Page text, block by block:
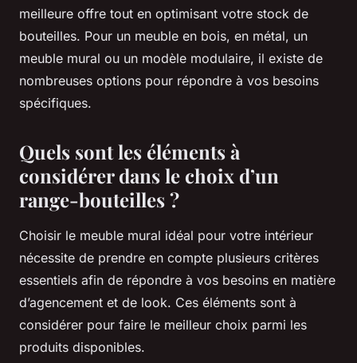
meilleure offre tout en optimisant votre stock de
bouteilles. Pour un meuble en bois, en métal, un
meuble mural ou un modèle modulaire, il existe de
nombreuses options pour répondre à vos besoins
spécifiques.
Quels sont les éléments à
considérer dans le choix d’un
range-bouteilles ?
Choisir le meuble mural idéal pour votre intérieur
nécessite de prendre en compte plusieurs critères
essentiels afin de répondre à vos besoins en matière
d’agencement et de look. Ces éléments sont à
considérer pour faire le meilleur choix parmi les
produits disponibles.